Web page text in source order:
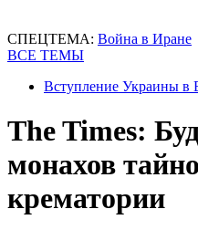
СПЕЦТЕМА: Война в Иране
ВСЕ ТЕМЫ
Вступление Украины в
The Times:
монахов
крематории